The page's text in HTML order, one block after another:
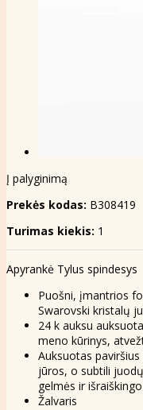
Į palyginimą
Prekės kodas: B308419
Turimas kiekis: 1
Apyrankė Tylus spindesys
Puošni, įmantrios
Swarovski kristalų
24 k auksu
meno kūrinys,
Auksuotas
jūros, o subtili
gelmės ir
Žalvaris